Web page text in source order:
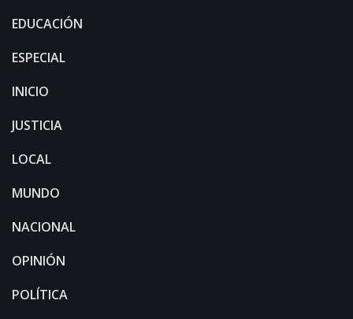
EDUCACIÓN
ESPECIAL
INICIO
JUSTICIA
LOCAL
MUNDO
NACIONAL
OPINIÓN
POLÍTICA